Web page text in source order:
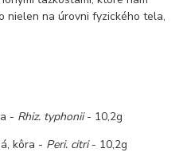
nielen na úrovni fyzického tela,
- Rhiz. typhonii- 10,2g
kôra - Peri. citri- 10,2g